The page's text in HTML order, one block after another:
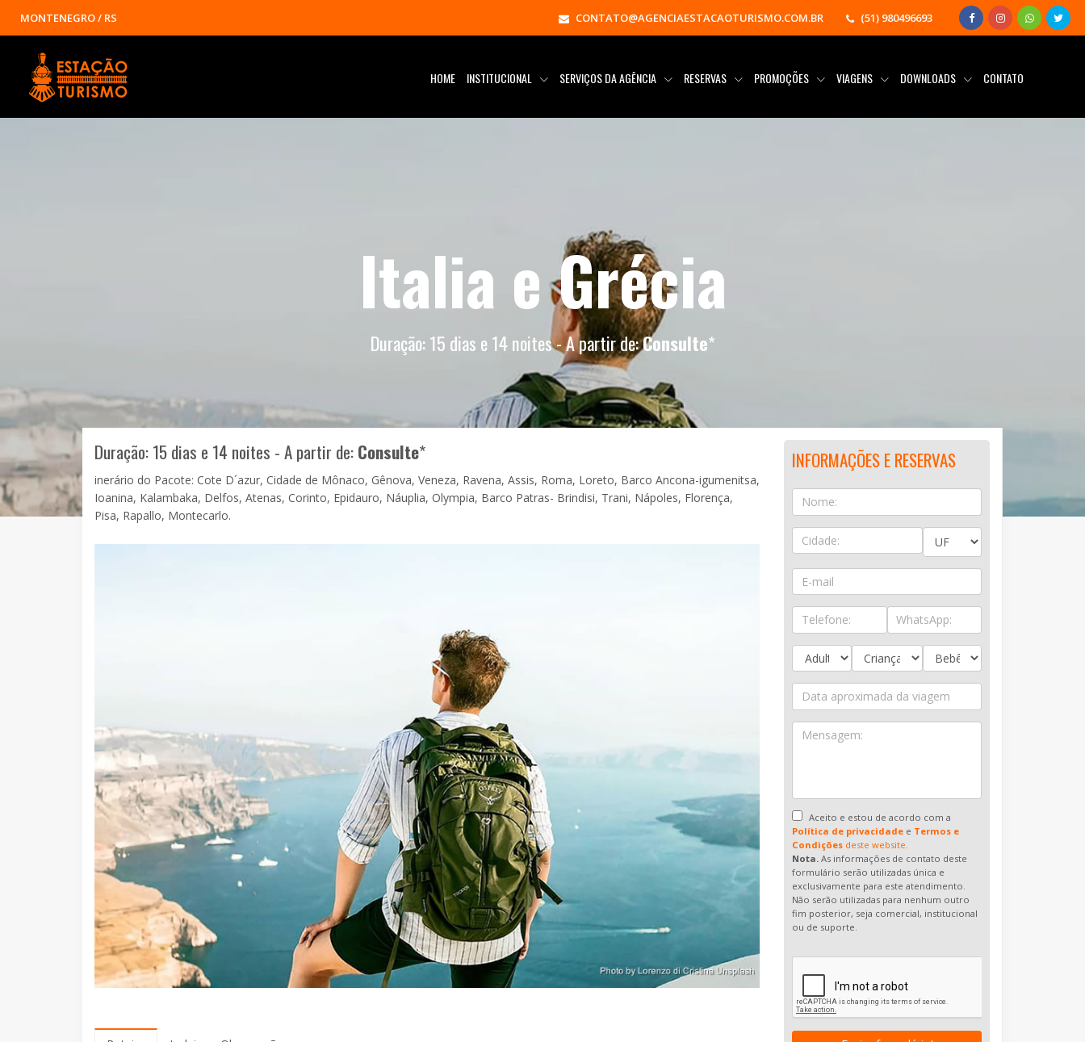
MONTENEGRO / RS CONTATO@AGENCIAESTACAOTURISMO.COM.BR (51) 980496693
HOME INSTITUCIONAL SERVIÇOS DA AGÊNCIA RESERVAS PROMOÇÕES VIAGENS DOWNLOADS CONTATO
Italia e Grécia
Duração: 15 dias e 14 noites - A partir de:Consulte*
Duração: 15 dias e 14 noites - A partir de:Consulte*
inerário do Pacote: Cote D´azur, Cidade de Mônaco, Gênova, Veneza, Ravena, Assis, Roma, Loreto, Barco Ancona-igumenitsa,
Ioanina, Kalambaka, Delfos, Atenas, Corinto, Epidauro, Náuplia, Olympia, Barco Patras- Brindisi, Trani, Nápoles, Florença,
Pisa, Rapallo, Montecarlo.
INFORMAÇÕES E RESERVAS
Aceito e estou de acordo com a
Política de privacidade e Termos e
Condições deste website.
Nota. As informações de contato deste
formulário serão utilizadas única e
exclusivamente para este atendimento.
Não serão utilizadas para nenhum outro
fim posterior, seja comercial, institucional
ou de suporte.